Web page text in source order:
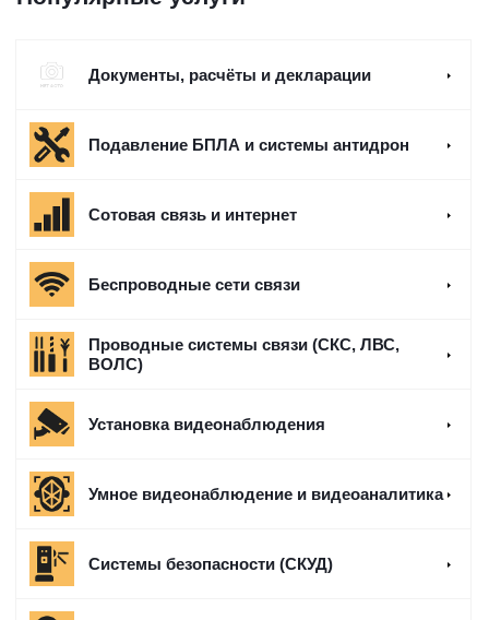
Документы, расчёты и декларации
Подавление БПЛА и системы антидрон
Сотовая связь и интернет
Беспроводные сети связи
Проводные системы связи (СКС, ЛВС,
ВОЛС)
Установка видеонаблюдения
Умное видеонаблюдение и видеоаналитика
Системы безопасности (СКУД)